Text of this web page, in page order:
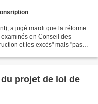
a jugé mardi que la réforme
en Conseil des
et les excès" mais "pas
projet de loi de